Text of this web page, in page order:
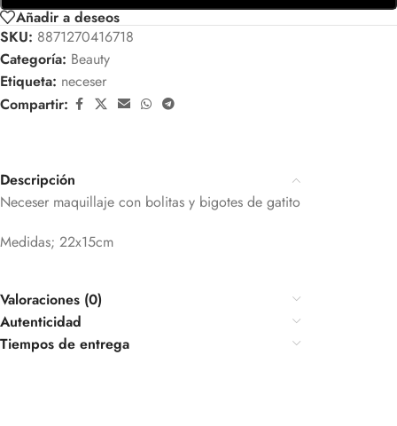
Añadir a deseos
SKU: 8871270416718
Categoría: Beauty
Etiqueta: neceser
Compartir:
Descripción
Neceser maquillaje con bolitas y bigotes de gatito
Medidas; 22x15cm
Valoraciones (0)
Autenticidad
Tiempos de entrega